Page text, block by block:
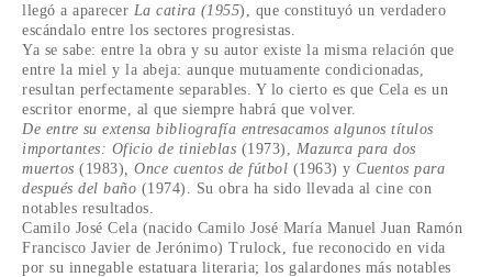
llegó a aparecer La catira (1955), que constituyó un verdadero
escándalo entre los sectores progresistas.
Ya se sabe: entre la obra y su autor existe la misma relación que
entre la miel y la abeja: aunque mutuamente condicionadas,
resultan perfectamente separables. Y lo cierto es que Cela es un
escritor enorme, al que siempre habrá que volver.
De entre su extensa bibliografía entresacamos algunos títulos
importantes: Oficio de tinieblas (1973),
Mazurca para dos
muertos (1983) , Once cuentos de fútbol (1963) y Cuentos para
después del baño (1974). Su obra ha sido llevada al cine con
notables resultados.
Camilo José Cela (nacido Camilo José María Manuel Juan Ramón
Francisco Javier de Jerónimo) Trulock, fue reconocido en vida
por su innegable estatuara literaria; los galardones más notables